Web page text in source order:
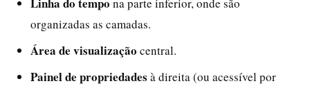
organizadas as camadas.
Área de visualização central.
Painel de propriedades à direita (ou acessível por